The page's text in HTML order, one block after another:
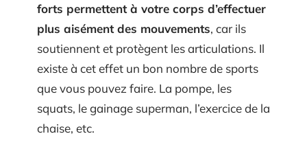
forts permettent à votre corps d’effectuer
plus aisément des mouvements, car ils
soutiennent et protègent les articulations. Il
existe à cet effet un bon nombre de sports
que vous pouvez faire. La pompe, les
squats, le gainage superman, l’exercice de la
chaise, etc.